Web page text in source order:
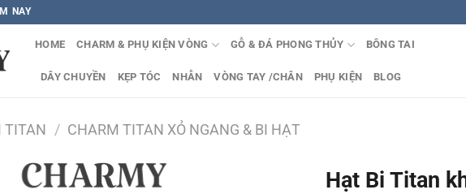
NAY
HOME CHARM & PHỤ KIỆN VÒNG GỖ & ĐÁ PHONG THỦY BÔNG TAI
DÂY CHUYỀN KẸP TÓC NHẪN VÒNG TAY /CHÂN PHỤ KIỆN BLOG
TITAN / CHARM TITAN XỎ NGANG & BI HẠT
Hạt Bi Titan